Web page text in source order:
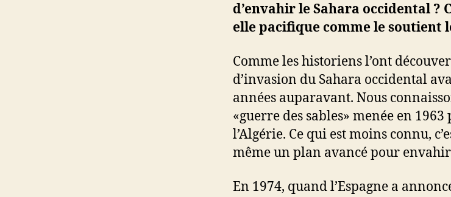
d’envahir le Sahara occidental ?
elle pacifique comme le soutient
Comme les historiens l’ont
d’invasion du Sahara occidental
années auparavant. Nous
«guerre des sables» menée en
l’Algérie. Ce qui est moins connu,
même un plan avancé pour
En 1974, quand l’Espagne a